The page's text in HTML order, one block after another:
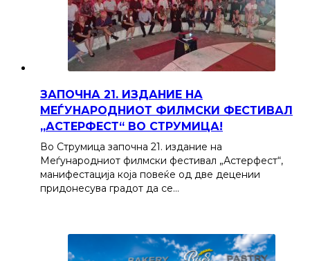
ЗАПОЧНА 21. ИЗДАНИЕ НА
МЕЃУНАРОДНИОТ ФИЛМСКИ ФЕСТИВАЛ
„АСТЕРФЕСТ“ ВО СТРУМИЦА!
Во Струмица започна 21. издание на
Меѓународниот филмски фестивал „Астерфест“,
манифестација која повеќе од две децении
придонесува градот да се…